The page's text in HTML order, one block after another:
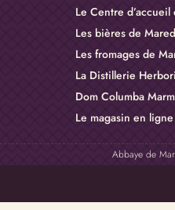
Le Centre
Les bières de
Les fromages de
La Distillerie
Dom Columba
Le magasin en ligne
Abbaye de